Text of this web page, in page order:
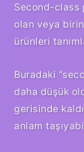
Second-class
olan veya
ürünleri
Buradaki
daha düşük
gerisinde
anlam